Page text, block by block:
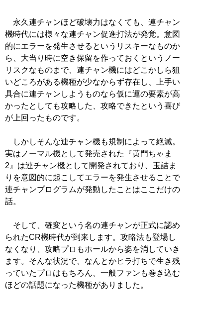
永久連チャンほど破壊力はなくても、連チャン
機時代には様々な連チャン促進打法が発覚。意図
的にエラーを発生させるというリスキーなものか
ら、大当り時に空き保留を作っておくというノー
リスクなものまで、連チャン機にはどこかしら狙
いどころがある機種が少なからず存在し、上手い
具合に連チャンしようものなら仮に運の要素が高
かったとしても攻略した、攻略できたという喜び
が上回ったものです。
しかしそんな連チャン機も規制によって絶滅。
実はノーマル機として発売された『黄門ちゃま
2』は連チャン機として開発されており、玉詰ま
りを意図的に起こしてエラーを発生させることで
連チャンプログラムが発動したことはここだけの
話。
そして、確変という名の連チャンが正式に認め
られたCR機時代が到来します。攻略法も登場し
なくなり、攻略プロもホールから姿を消していき
ます。そんな状況で、なんとかヒラ打ちで生き残
っていたプロはもちろん、一般ファンも巻き込む
ほどの話題になった機種がありました。